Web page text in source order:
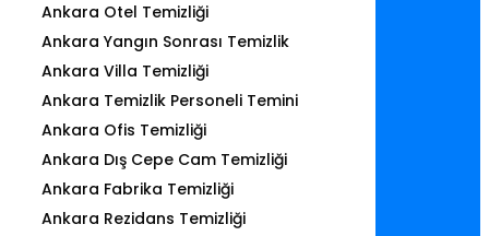
Ankara Otel Temizliği
Ankara Yangın Sonrası Temizlik
Ankara Villa Temizliği
Ankara Temizlik Personeli Temini
Ankara Ofis Temizliği
Ankara Dış Cepe Cam Temizliği
Ankara Fabrika Temizliği
Ankara Rezidans Temizliği